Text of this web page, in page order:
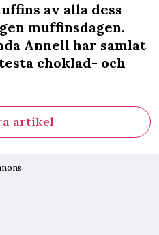
av alla dess
muffinsdagen.
Annell har samlat
choklad- och
artikel